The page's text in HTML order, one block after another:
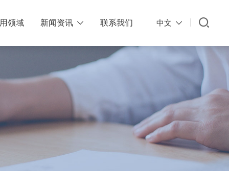
领域 新闻资讯  联系我们 中文 